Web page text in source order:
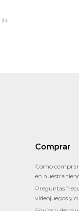
(11)
Comprar
Como comprar
en nuestra
Preguntas
videojuegos y